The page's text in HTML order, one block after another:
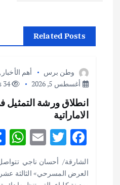
ق
ت
Related Posts
وطن برس أهم الأخبار ,
أغسطس 5, 2026
34 views
انطلاق ورشة التمثيل
الاماراتية
F
ac
e
T
w
it
E
ai
h
الشارقة/ أحسان ناجي
العرض المسرحي» الثالثة